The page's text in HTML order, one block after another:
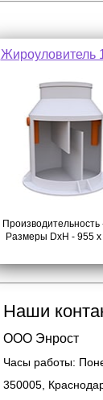
Жироуловитель
Производительность
Размеры DхH - 955
Наши
ООО Энрост
Часы работы:
350005